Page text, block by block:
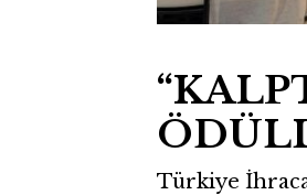
Türkiye